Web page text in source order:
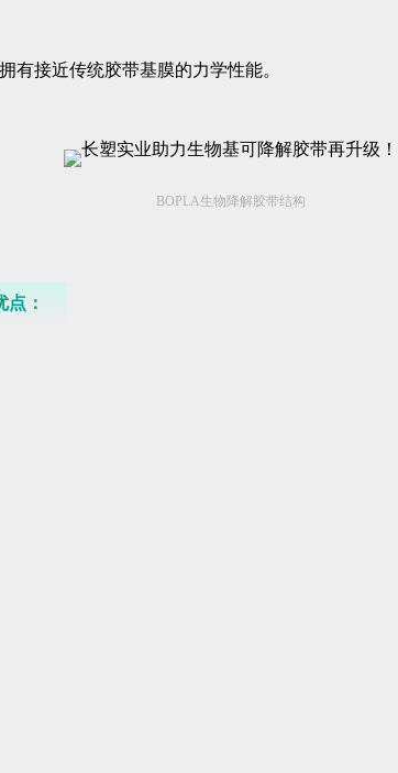
有接近传统胶带基膜的力学性能。
BOPLA生物降解胶带结构
：